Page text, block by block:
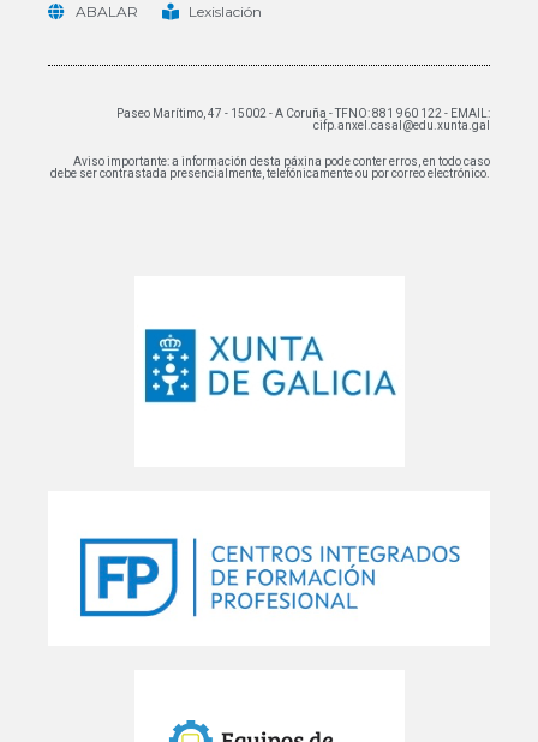
ABALAR
Lexislación
Paseo Marítimo, 47 - 15002 - A Coruña - TFNO: 881 960 122 - EMAIL:
cifp.anxel.casal@edu.xunta.gal
Aviso importante: a información desta páxina pode conter erros, en todo caso
debe ser contrastada presencialmente, telefónicamente ou por correo electrónico.